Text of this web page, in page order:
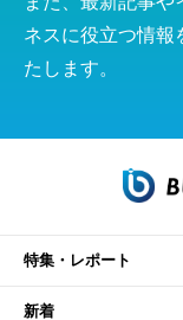
ネスに役立つ情報
たします。
特集・レポート
新着